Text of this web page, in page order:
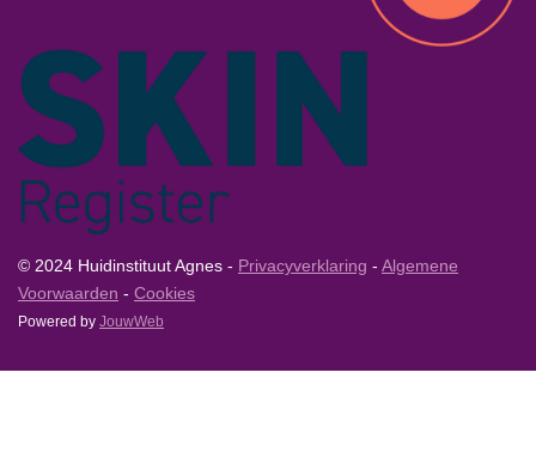
© 2024 Huidinstituut Agnes - Privacyverklaring - Algemene
Voorwaarden - Cookies
Powered by JouwWeb